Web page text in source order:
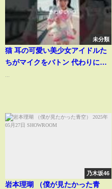
未分類
猫 耳の可愛い美少女アイドルた
ちがマイクをバトン 代わりに駅
乃木坂46
岩本理瑚 （僕が見たかった青